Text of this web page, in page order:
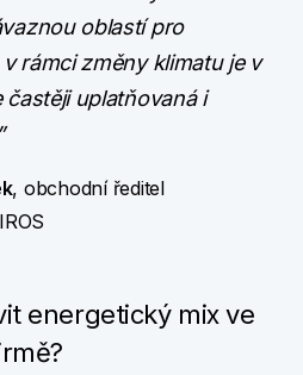
oblastí pro
rámci změny klimatu je v
uplatňovaná i
, obchodní ředitel
energetický mix ve